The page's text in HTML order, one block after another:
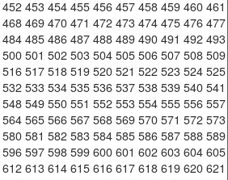
452 453 454 455 456 457 458 459 460 461
468 469 470 471 472 473 474 475 476 477
484 485 486 487 488 489 490 491 492 493
500 501 502 503 504 505 506 507 508 509
516 517 518 519 520 521 522 523 524 525
532 533 534 535 536 537 538 539 540 541
548 549 550 551 552 553 554 555 556 557
564 565 566 567 568 569 570 571 572 573
580 581 582 583 584 585 586 587 588 589
596 597 598 599 600 601 602 603 604 605
612 613 614 615 616 617 618 619 620 621